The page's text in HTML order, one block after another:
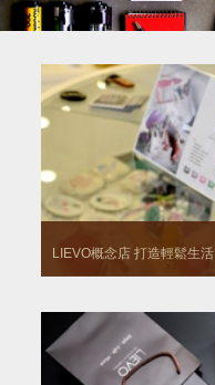
LIEVO概念店 打造輕鬆生活